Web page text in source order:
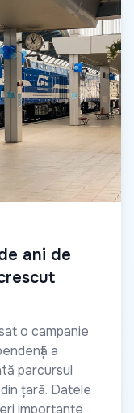
ani de
o campanie
a
parcursul
țară. Datele
importante